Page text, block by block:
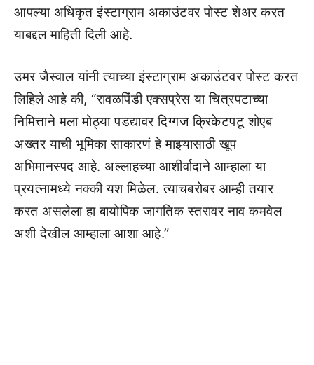
आपल्या अधिकृत इंस्टाग्राम अकाउंटवर पोस्ट शेअर करत
याबद्दल माहिती दिली आहे.
उमर जैस्वाल यांनी त्याच्या इंस्टाग्राम अकाउंटवर पोस्ट करत
लिहिले आहे की, “रावळपिंडी एक्सप्रेस या चित्रपटाच्या
निमित्ताने मला मोठ्या पडद्यावर दिग्गज क्रिकेटपटू शोएब
अख्तर याची भूमिका साकारणं हे माझ्यासाठी खूप
अभिमानस्पद आहे. अल्लाहच्या आशीर्वादाने आम्हाला या
प्रयत्नामध्ये नक्की यश मिळेल. त्याचबरोबर आम्ही तयार
करत असलेला हा बायोपिक जागतिक स्तरावर नाव कमवेल
अशी देखील आम्हाला आशा आहे.”